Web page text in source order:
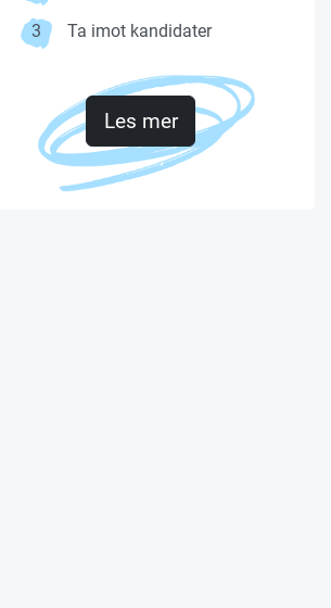
3 Ta imot kandidater
Les mer